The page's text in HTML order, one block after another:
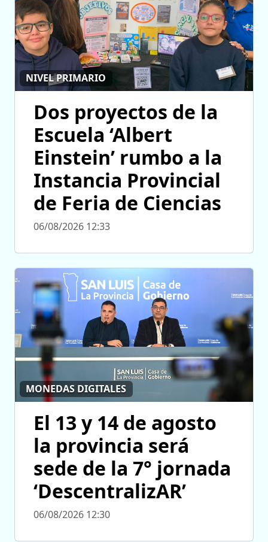
NIVEL PRIMARIO
Dos proyectos de la
Escuela ‘Albert
Einstein’ rumbo a la
Instancia Provincial
de Feria de Ciencias
06/08/2026 12:33
MONEDAS DIGITALES
El 13 y 14 de agosto
la provincia será
sede de la 7° jornada
‘DescentralizAR’
06/08/2026 12:30